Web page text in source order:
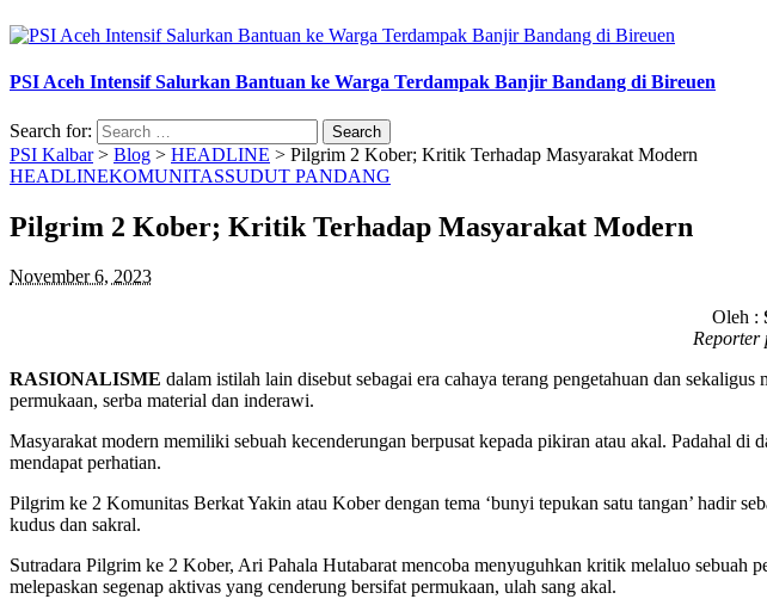
PSI Aceh Intensif Salurkan Bantuan ke Warga Terdampak Banjir Bandang di Bireuen
Search for:
PSI Kalbar> Blog > HEADLINE > Pilgrim 2 Kober; Kritik Terhadap Masyarakat Modern
HEADLINEKOMUNITASSUDUT PANDANG
Pilgrim 2 Kober; Kritik Terhadap Masyarakat Modern
November 6, 2023
Oleh :
Reporter
RASIONALISME dalam istilah lain disebut sebagai era cahaya terang pengetahuan dan
permukaan, serba material dan inderawi.
Masyarakat modern memiliki sebuah kecenderungan berpusat kepada pikiran atau akal. Padahal
mendapat perhatian.
Pilgrim ke 2 Komunitas Berkat Yakin atau Kober dengan tema ‘bunyi tepukan satu tangan’ hadir
kudus dan sakral.
Sutradara Pilgrim ke 2 Kober, Ari Pahala Hutabarat mencoba menyuguhkan kritik melaluo sebuah
melepaskan segenap aktivas yang cenderung bersifat permukaan, ulah sang akal.